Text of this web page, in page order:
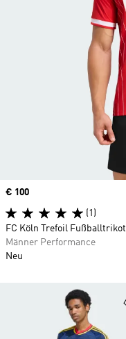
Price
€ 100
(1)
FC Köln Trefoil Fußballtrikot
Männer Performance
Neu